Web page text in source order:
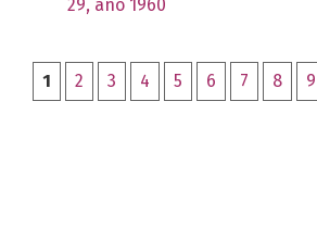
29, año 1960
1 2 3 4 5 6 7 8 9